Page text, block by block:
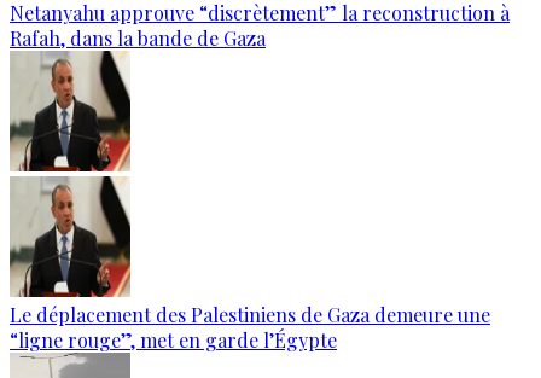
Netanyahu approuve “discrètement” la reconstruction à
Rafah, dans la bande de Gaza
Le déplacement des Palestiniens de Gaza demeure une
“ligne rouge”, met en garde l’Égypte